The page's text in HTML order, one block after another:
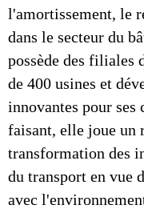
l'amortissement, le
dans le secteur du
possède des filiales
de 400 usines et
innovantes pour ses
faisant, elle joue un
transformation des
du transport en vue
avec